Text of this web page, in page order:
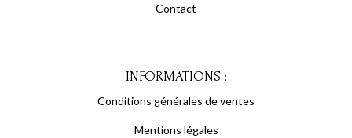
Contact
INFORMATIONS :
Conditions générales de ventes
Mentions légales